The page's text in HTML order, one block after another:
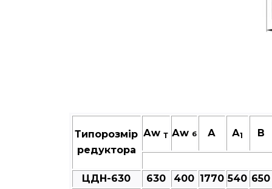
Типорозмір
редуктора
Аw Т Аw б А А1 В
ЦДН-630 630 400 1770 540 650